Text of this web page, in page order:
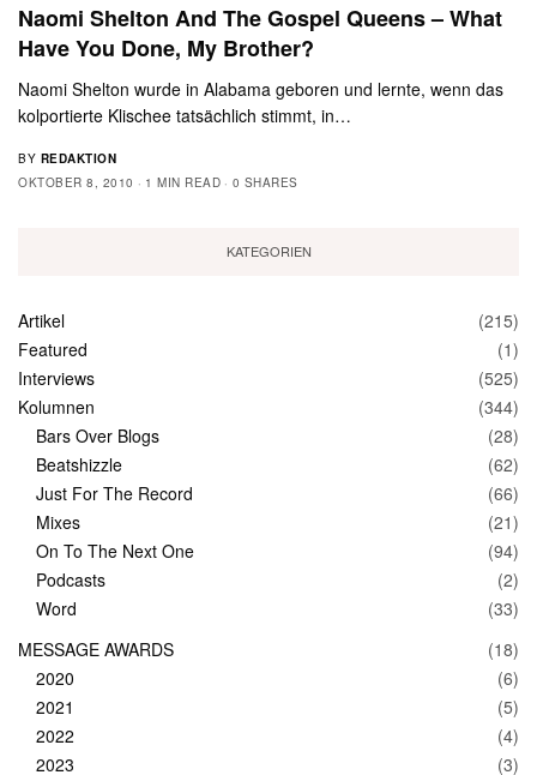
Naomi Shelton And The Gospel Queens – What
Have You Done, My Brother?
Naomi Shelton wurde in Alabama geboren und lernte, wenn das
kolportierte Klischee tatsächlich stimmt, in…
BY REDAKTION
OKTOBER 8, 2010
1 MIN READ 0 SHARES
KATEGORIEN
Artikel
(215)
Featured
(1)
Interviews
(525)
Kolumnen
(344)
Bars Over Blogs
(28)
Beatshizzle
(62)
Just For The Record
(66)
Mixes
(21)
On To The Next One
(94)
Podcasts
(2)
Word
(33)
MESSAGE AWARDS
(18)
2020
(6)
2021
(5)
2022
(4)
2023
(3)